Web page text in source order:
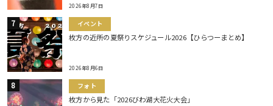
2026年8月7日
イベント
枚方の近所の夏祭りスケジュール2026【ひらつーまとめ】
2026年8月6日
フォト
枚方から見た「2026びわ湖大花火大会」